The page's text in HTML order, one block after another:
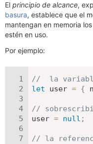
El principio de alcance,
basura, establece que el
mantengan en memoria
estén en uso.
Por ejemplo:
//  la
let user = {
//
user = null ;
// la